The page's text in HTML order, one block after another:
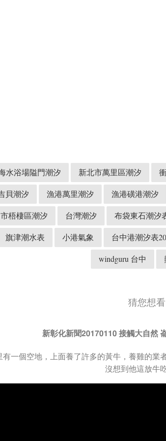
水浴場隘門潮汐 新北市萬里區潮汐
貝潮汐 漁港萬里潮汐 漁港磺港潮汐
梧棲區潮汐 台灣潮汐 布袋東石潮汐
旗津潮水表 小港氣象 台中港潮汐表
windguru 台中
猜您想看
新彰化新聞20170110 接觸大自然
有一個空地，上面養了許多的黃牛，養雞的業
沒想到他這放牛